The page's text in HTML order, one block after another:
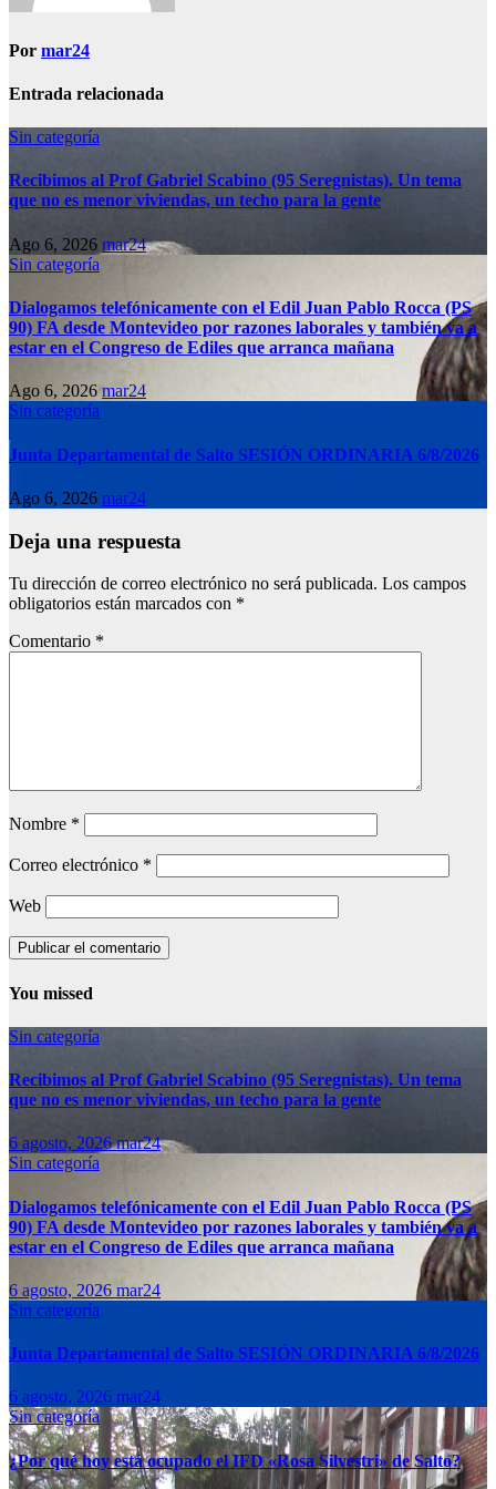
Por mar24
Entrada relacionada
Sin categoría
Recibimos al Prof Gabriel Scabino (95 Seregnistas). Un tema
que no es menor viviendas, un techo para la gente
Ago 6, 2026 mar24
Sin categoría
Dialogamos telefónicamente con el Edil Juan Pablo Rocca (PS
90) FA desde Montevideo por razones laborales y también va a
estar en el Congreso de Ediles que arranca mañana
Ago 6, 2026 mar24
Sin categoría
Junta Departamental de Salto SESIÓN ORDINARIA 6/8/2026
Ago 6, 2026 mar24
Deja una respuesta
Tu dirección de correo electrónico no será publicada. Los campos
obligatorios están marcados con *
Comentario *
Nombre *
Correo electrónico *
Web
You missed
Sin categoría
Recibimos al Prof Gabriel Scabino (95 Seregnistas). Un tema
que no es menor viviendas, un techo para la gente
6 agosto, 2026mar24
Sin categoría
Dialogamos telefónicamente con el Edil Juan Pablo Rocca (PS
90) FA desde Montevideo por razones laborales y también va a
estar en el Congreso de Ediles que arranca mañana
6 agosto, 2026 mar24
Sin categoría
Junta Departamental de Salto SESIÓN ORDINARIA 6/8/2026
6 agosto, 2026 mar24
Sin categoría
¿Por qué hoy está ocupado el IFD «Rosa Silvestri» de Salto?